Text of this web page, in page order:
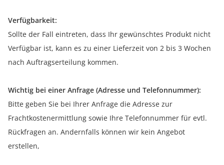
Verfügbarkeit:
Sollte der Fall eintreten, dass Ihr gewünschtes Produkt nicht
Verfügbar ist, kann es zu einer Lieferzeit von 2 bis 3 Wochen
nach Auftragserteilung kommen.
Wichtig bei einer Anfrage (Adresse und Telefonnummer):
Bitte geben Sie bei Ihrer Anfrage die Adresse zur
Frachtkostenermittlung sowie Ihre Telefonnummer für evtl.
Rückfragen an. Andernfalls können wir kein Angebot
erstellen,